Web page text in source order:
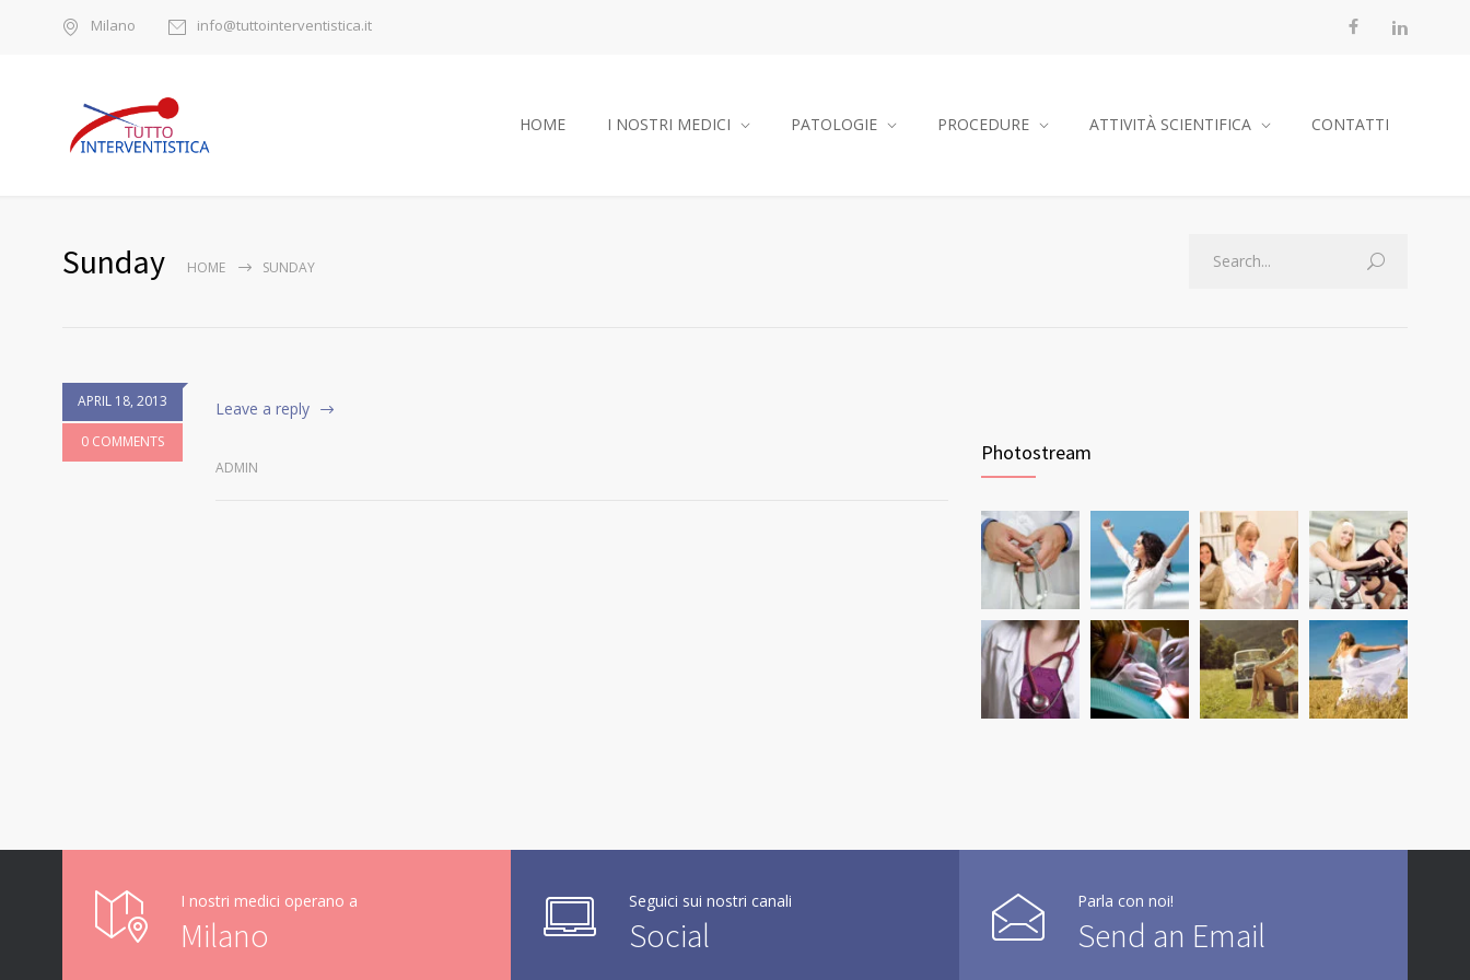
Milano info@tuttointerventistica.it
HOME I NOSTRI MEDICI PATOLOGIE PROCEDURE ATTIVITÀ SCIENTIFICA CONTATTI
Sunday HOME SUNDAY
APRIL 18, 2013
0 COMMENTS
Leave a reply
ADMIN
Photostream
I nostri medici operano a
Milano
Seguici sui nostri canali
Social
Parla con noi!
Send an Email